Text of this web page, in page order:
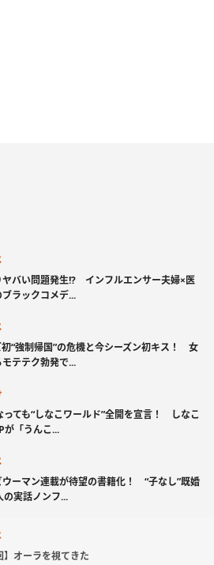
ヤバい問題発生!? インフルエンサー夫婦×医
ラックコメデ...
初“強制帰国”の危機と今シーズン初キス！ 女
テテク勃発で...
っても“しなこワールド”全開を宣言！ しなこ
「うんこ...
ウーマン連載が待望の書籍化！ “子なし”既婚
の実話ノンフ...
】オーラを視てきた